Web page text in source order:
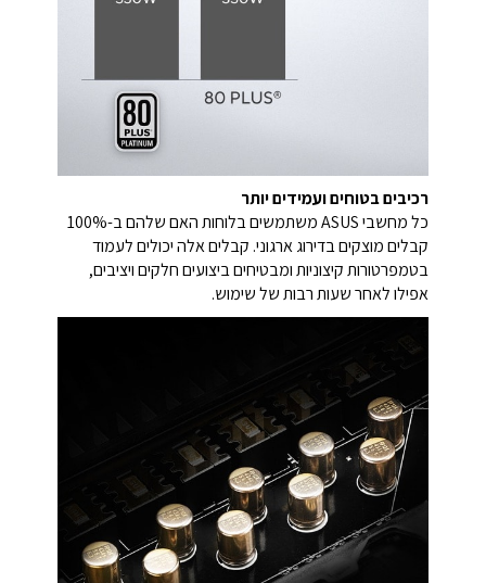
רכיבים בטוחים ועמידים יותר
כל מחשבי ASUS משתמשים בלוחות האם שלהם ב-100%
קבלים מוצקים בדירוג ארגוני. קבלים אלה יכולים לעמוד
בטמפרטורות קיצוניות ומבטיחים ביצועים חלקים ויציבים,
אפילו לאחר שעות רבות של שימוש.